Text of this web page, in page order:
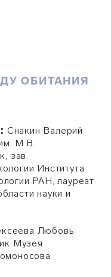
ОБИТАНИЯ
Снакин Валерий
М.В.
зав.
Института
РАН, лауреат
науки и
Любовь
Музея